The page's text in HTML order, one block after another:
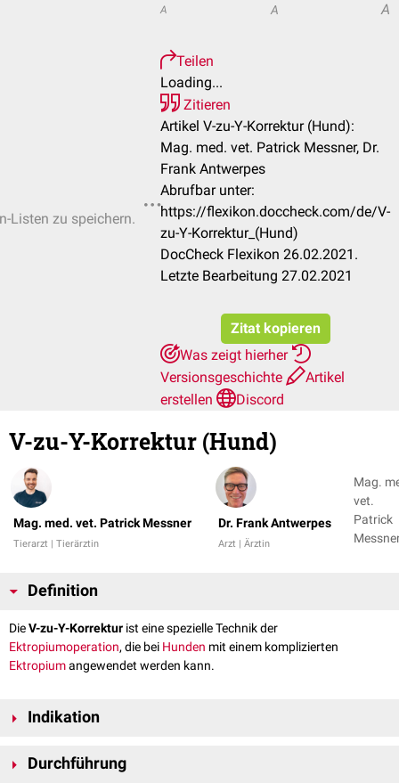
Listen zu speichern.
A A A
Teilen
Loading...
Zitieren
Artikel V-zu-Y-Korrektur (Hund):
Mag. med. vet. Patrick Messner, Dr.
Frank Antwerpes
Abrufbar unter:
https://flexikon.doccheck.com/de/V-
zu-Y-Korrektur_(Hund)
DocCheck Flexikon 26.02.2021.
Letzte Bearbeitung 27.02.2021
Zitat kopieren
Was zeigt hierher
Versionsgeschichte
Artikel
erstellen
Discord
V-zu-Y-Korrektur (Hund)
Mag. med. vet. Patrick Messner
Tierarzt | Tierärztin
Dr. Frank Antwerpes
Arzt | Ärztin
Mag.
vet.
Patrick
Definition
DieV-zu-Y-Korrektur ist eine spezielle Technik der
Ektropiumoperation, die bei Hunden mit einem komplizierten
Ektropiumangewendet werden kann.
Indikation
durchgeführt, z.B.
Durchführung